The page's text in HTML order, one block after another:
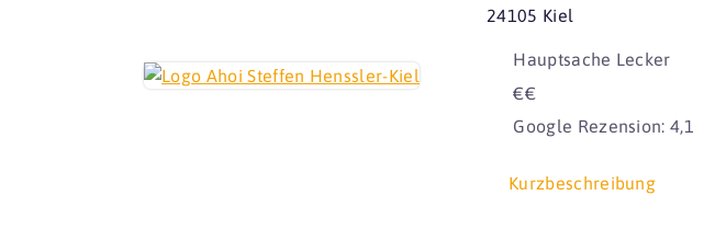
24105 Kiel
Hauptsache Lecker
€€
Google Rezension: 4,1
Kurzbeschreibung